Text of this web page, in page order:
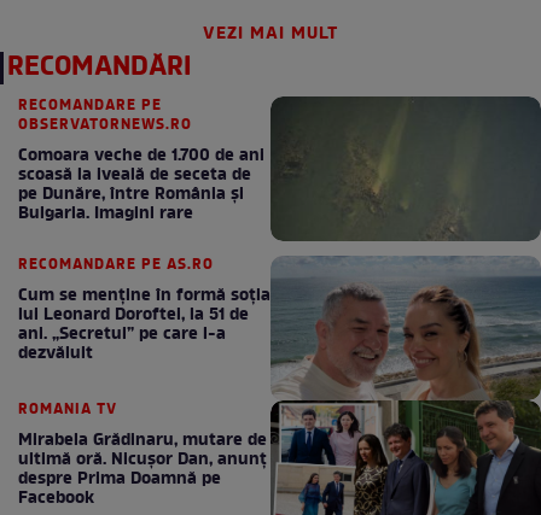
VEZI MAI MULT
RECOMANDĂRI
RECOMANDARE PE
OBSERVATORNEWS.RO
Comoara veche de 1.700 de ani
scoasă la iveală de seceta de
pe Dunăre, între România şi
Bulgaria. Imagini rare
RECOMANDARE PE AS.RO
Cum se menţine în formă soţia
lui Leonard Doroftei, la 51 de
ani. „Secretul” pe care l-a
dezvăluit
ROMANIA TV
Mirabela Grădinaru, mutare de
ultimă oră. Nicuşor Dan, anunţ
despre Prima Doamnă pe
Facebook